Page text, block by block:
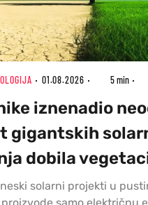
01.08.2026 5 min
iznenadio
gigantskih
dobila
solarni projekti u
samo električnu